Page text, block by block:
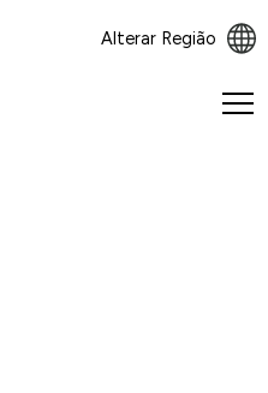
Alterar Região